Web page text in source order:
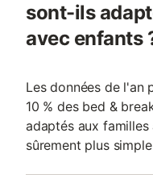
sont-ils
avec enfants
Les données de l'an
10 % des bed &
adaptés aux
sûrement plus